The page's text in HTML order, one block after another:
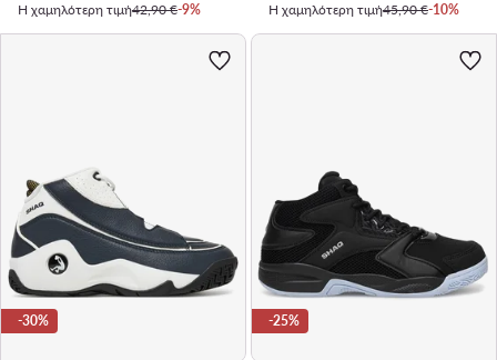
Η χαμηλότερη τιμή42,90 €-9%
Η χαμηλότερη τιμή45,90 €-10%
-30% -25%